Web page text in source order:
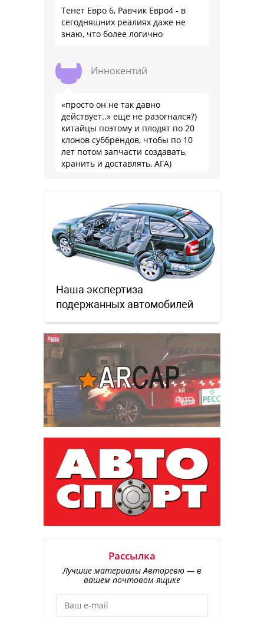
Тенет Евро 6, Равчик Евро4 - в
сегодняшних реалиях даже не
знаю, что более логично
Иннокентий
«просто он не так давно
действует..» ещё не разогнался?)
китайцы поэтому и плодят по 20
клонов суббрендов, чтобы по 10
лет потом запчасти создавать,
хранить и доставлять, АГА)
Наша экспертиза
подержанных автомобилей
Рассылка
Лучшие материалы Авторевю — в
вашем почтовом ящике